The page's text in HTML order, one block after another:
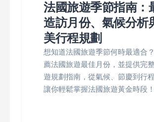
法國旅遊季節指南：
造訪月份、氣候分析
美行程規劃
想知道法國旅遊季節何時最適合
薦法國旅遊最佳月份，並提供完
遊規劃指南，從氣候、節慶到行
讓你輕鬆掌握法國旅遊黃金時段！